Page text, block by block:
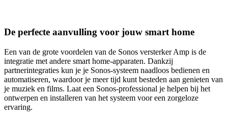
De perfecte aanvulling voor jouw smart home
Een van de grote voordelen van de Sonos versterker Amp is de
integratie met andere smart home-apparaten. Dankzij
partnerintegraties kun je je Sonos-systeem naadloos bedienen en
automatiseren, waardoor je meer tijd kunt besteden aan genieten van
je muziek en films. Laat een Sonos-professional je helpen bij het
ontwerpen en installeren van het systeem voor een zorgeloze
ervaring.